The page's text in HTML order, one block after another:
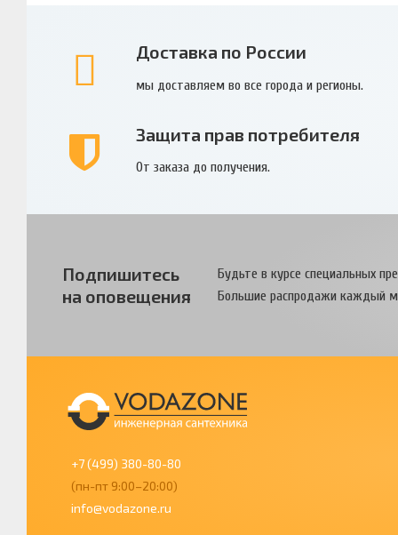
Доставка по России
мы доставляем во все города и регионы.
Защита прав потребителя
От заказа до получения.
Подпишитесь
на оповещения
Будьте в курсе специальных
Большие распродажи каждый
+7 (499) 380-80-80
(пн-пт 9:00–20:00)
info@vodazone.ru